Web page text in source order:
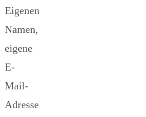
Eigenen
Namen,
eigene
E-
Mail-
Adresse